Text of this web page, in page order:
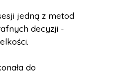
jedną z metod
decyzji -
do